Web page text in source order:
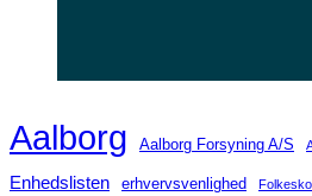
Aalborg Aalborg Forsyning A/S
Enhedslisten erhvervsvenlighed